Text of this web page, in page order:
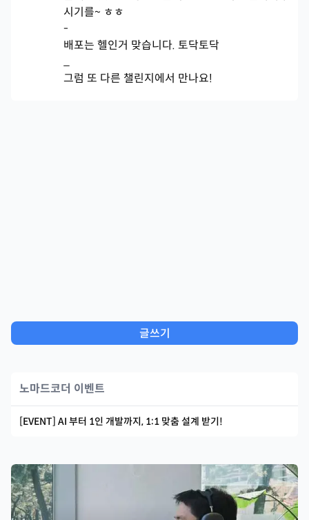
시기를~ ㅎㅎ
-
배포는 헬인거 맞습니다. 토닥토닥
_
그럼 또 다른 챌린지에서 만나요!
글쓰기
노마드코더 이벤트
[EVENT] AI 부터 1인 개발까지, 1:1 맞춤 설계 받기!